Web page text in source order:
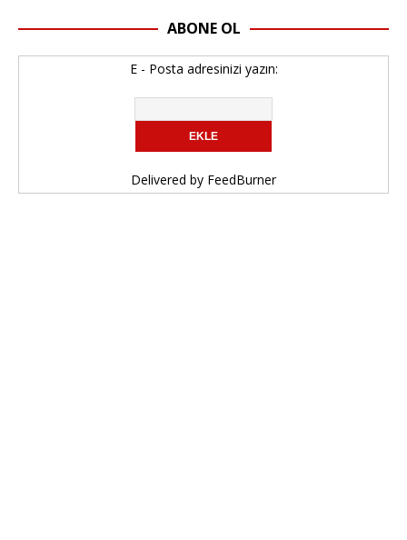
ABONE OL
E - Posta adresinizi yazın:
Delivered by FeedBurner